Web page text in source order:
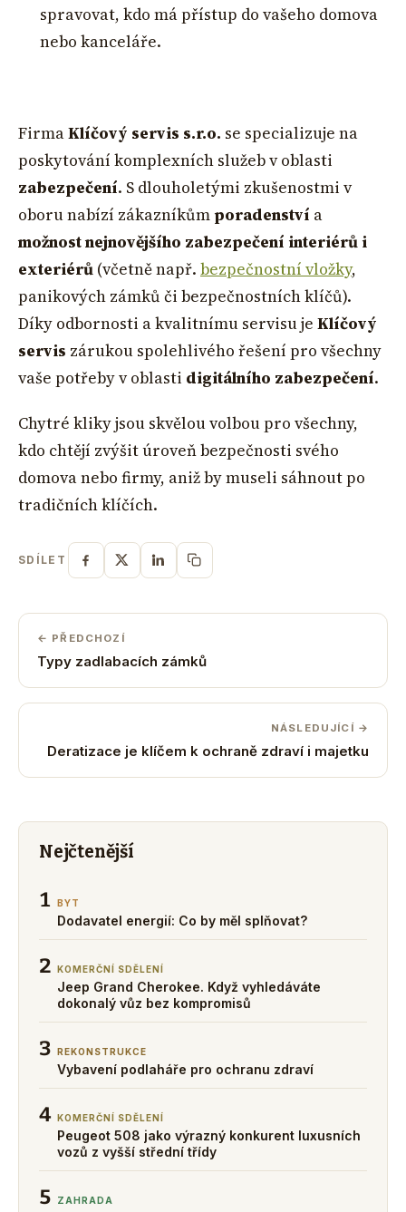
spravovat, kdo má přístup do vašeho domova
nebo kanceláře.
FirmaKlíčový servis s.r.o. se specializuje na
poskytování komplexních služeb v oblasti
zabezpečení. S dlouholetými zkušenostmi v
oboru nabízí zákazníkůmporadenství a
možnost nejnovějšího zabezpečení interiérů i
exteriérů (včetně např. bezpečnostní vložky,
panikových zámků či bezpečnostních klíčů).
Díky odbornosti a kvalitnímu servisu je Klíčový
servis zárukou spolehlivého řešení pro všechny
vaše potřeby v oblasti digitálního zabezpečení.
Chytré kliky jsou skvělou volbou pro všechny,
kdo chtějí zvýšit úroveň bezpečnosti svého
domova nebo firmy, aniž by museli sáhnout po
tradičních klíčích.
SDÍLET
← PŘEDCHOZÍ
Typy zadlabacích zámků
NÁSLEDUJÍCÍ →
Deratizace je klíčem k ochraně zdraví i majetku
Nejčtenější
1 BYT
Dodavatel energií: Co by měl splňovat?
2 KOMERČNÍ SDĚLENÍ
Jeep Grand Cherokee. Když vyhledáváte
dokonalý vůz bez kompromisů
3 REKONSTRUKCE
Vybavení podlaháře pro ochranu zdraví
4 KOMERČNÍ SDĚLENÍ
Peugeot 508 jako výrazný konkurent luxusních
vozů z vyšší střední třídy
5 ZAHRADA